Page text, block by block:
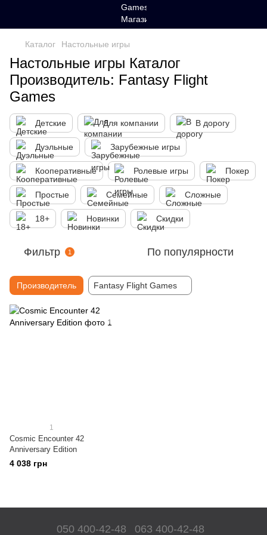
Каталог Настольные игры
Настольные игры Каталог
Производитель: Fantasy Flight
Games
Детские Для компании В дорогу
Дуэльные Зарубежные игры
Кооперативные Ролевые игры Покер
Простые Семейные Сложные
18+ Новинки Скидки
Фильтр 1 По популярности
Производитель Fantasy Flight Games
1
Cosmic Encounter 42
Anniversary Edition
4 038 грн
050 400-42-48 063 400-42-48